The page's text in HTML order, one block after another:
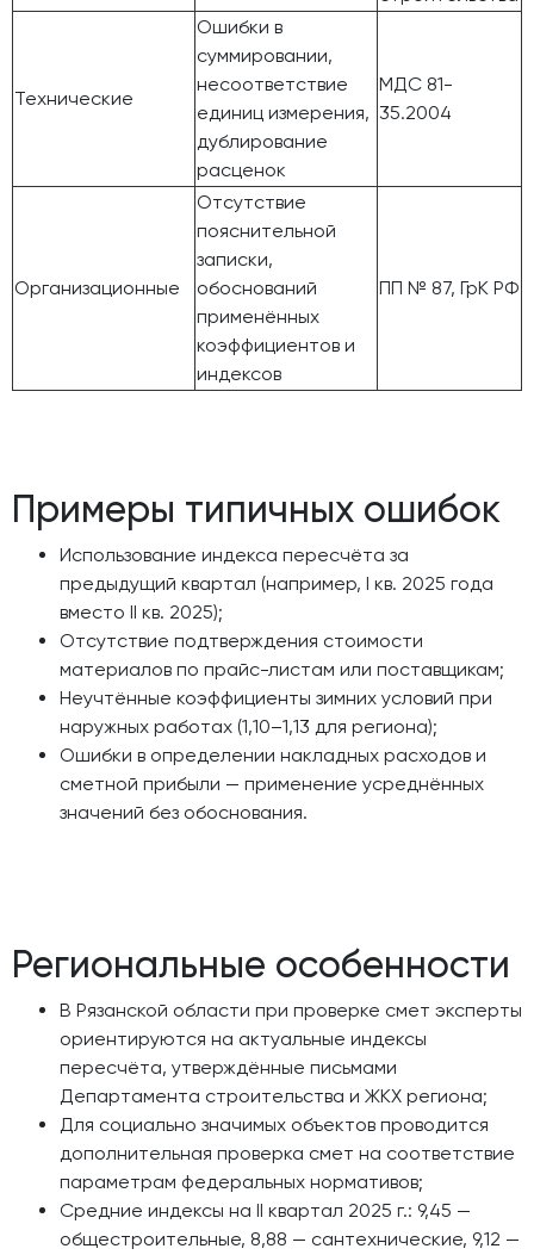
Технические
Ошибки в
суммировании,
несоответствие
единиц измерения,
дублирование
расценок
МДС 81-
35.2004
Организационные
Отсутствие
пояснительной
записки,
обоснований
применённых
коэффициентов и
индексов
ПП № 87, ГрК РФ
Примеры типичных ошибок
Использование индекса пересчёта за
предыдущий квартал (например, I кв. 2025 года
вместо II кв. 2025);
Отсутствие подтверждения стоимости
материалов по прайс-листам или поставщикам;
Неучтённые коэффициенты зимних условий при
наружных работах (1,10–1,13 для региона);
Ошибки в определении накладных расходов и
сметной прибыли — применение усреднённых
значений без обоснования.
Региональные особенности
В Рязанской области при проверке смет эксперты
ориентируются на актуальные индексы
пересчёта, утверждённые письмами
Департамента строительства и ЖКХ региона;
Для социально значимых объектов проводится
дополнительная проверка смет на соответствие
параметрам федеральных нормативов;
Средние индексы на II квартал 2025 г.: 9,45 —
общестроительные, 8,88 — сантехнические, 9,12 —